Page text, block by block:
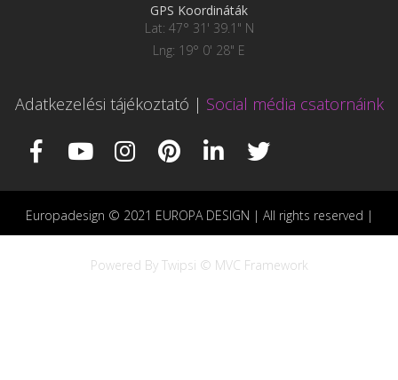
GPS Koordináták
Lat: 47° 31' 39.1" N
Lng: 19° 0' 28" E
Adatkezelési tájékoztató | Social média csatornáink
Europadesign © 2021 EUROPA DESIGN | All rights reserved |
Powered By Twipsi © MVC Framework